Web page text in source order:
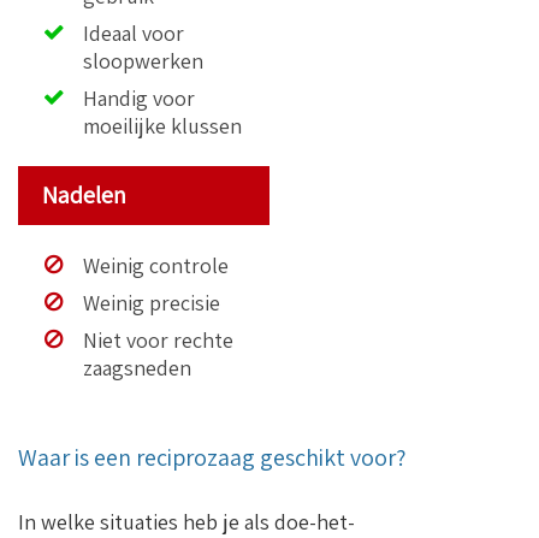
Ideaal voor
sloopwerken
Handig voor
moeilijke klussen
Nadelen
Weinig controle
Weinig precisie
Niet voor rechte
zaagsneden
Waar is een reciprozaag geschikt voor?
In welke situaties heb je als doe-het-